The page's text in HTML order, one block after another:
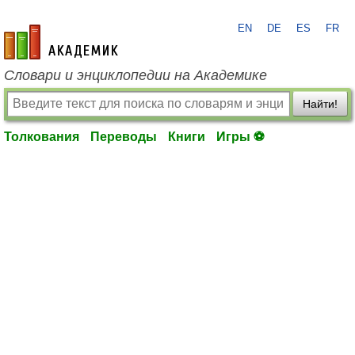
academic.ru
EN DE ES FR
Словари и энциклопедии на Академике
Найти!
Толкования Переводы Книги Игры ⚽